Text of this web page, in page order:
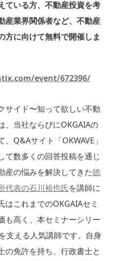
ている方、不動産投資を考
産業界関係者など、不動産
方に向けて無料で開催しま
event/672396/
サイド〜知って欲しい不動
、当社ならびにOKGAIAの
Q&Aサイト「OKWAVE」
て数多くの回答投稿を通じ
産の悩みを解決してきた徳
代表の石川裕也氏を講師に
はこれまでのOKGAIAセミ
も高く、本セミナーシリー
支える人気講師です。自身
の免許を持ち、行政書士と